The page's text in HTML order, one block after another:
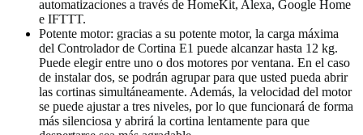
automatizaciones a través de HomeKit, Alexa, Google Home
e IFTTT.
Potente motor: gracias a su potente motor, la carga máxima
del Controlador de Cortina E1 puede alcanzar hasta 12 kg.
Puede elegir entre uno o dos motores por ventana. En el caso
de instalar dos, se podrán agrupar para que usted pueda abrir
las cortinas simultáneamente. Además, la velocidad del motor
se puede ajustar a tres niveles, por lo que funcionará de forma
más silenciosa y abrirá la cortina lentamente para que